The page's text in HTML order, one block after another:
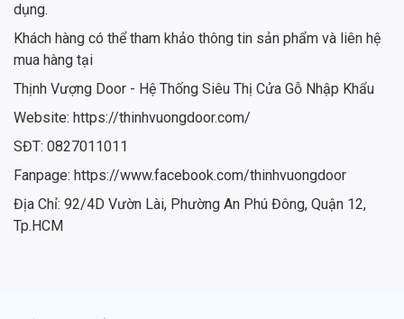
dụng.
Khách hàng có thể tham khảo thông tin sản phẩm và liên hệ
mua hàng tại
Thịnh Vượng Door - Hệ Thống Siêu Thị Cửa Gỗ Nhập Khẩu
Website: https://thinhvuongdoor.com/
SĐT: 0827011011
Fanpage: https://www.facebook.com/thinhvuongdoor
Địa Chỉ: 92/4D Vườn Lài, Phường An Phú Đông, Quận 12,
Tp.HCM